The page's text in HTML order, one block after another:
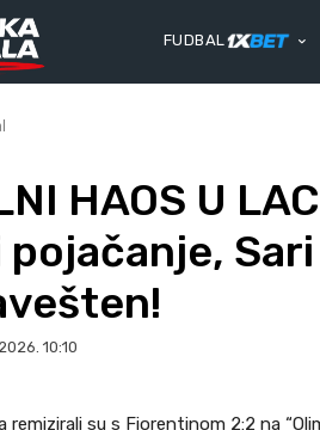
FUDBAL
HAOS U
pojačanje,
10:10
remizirali su s Fiorentinom 2:2 na